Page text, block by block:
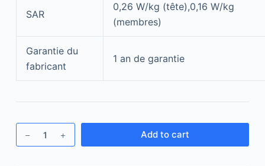
SAR
0,26 W/kg (tête),0,16 W/kg
(membres)
Garantie du
fabricant
1 an de garantie
Add to cart